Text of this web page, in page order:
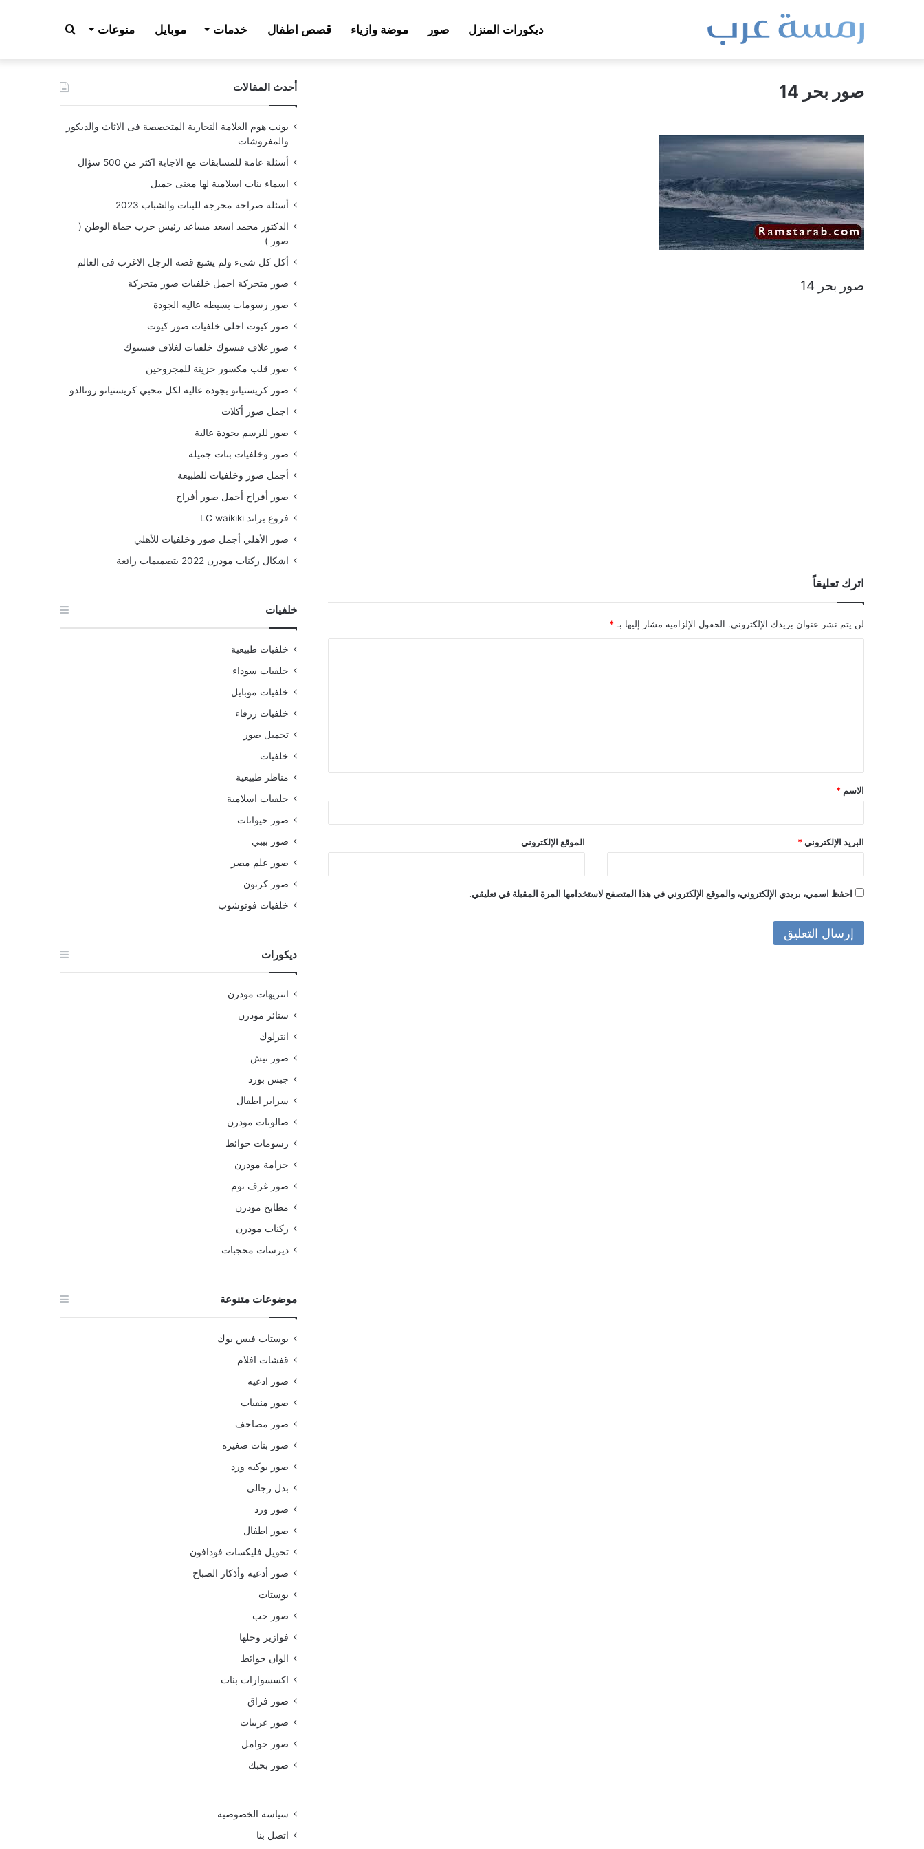
ديكورات المنزل صور موضة وازياء قصص اطفال خدمات موبايل منوعات بحث
عن صور بحر 14
صور بحر 14
اترك تعليقاً
لن يتم نشر عنوان بريدك الإلكتروني. الحقول الإلزامية مشار إليها بـ *
ق
*
الاسم *
البريد الإلكتروني * الموقع الإلكتروني
احفظ اسمي، بريدي الإلكتروني، والموقع الإلكتروني في هذا المتصفح لاستخدامها المرة المقبلة في تعليقي.
أحدث المقالات
بونت هوم العلامة التجارية المتخصصة فى الاثاث والديكور
والمفروشات
أسئلة عامة للمسابقات مع الاجابة اكثر من 500 سؤال
اسماء بنات اسلامية لها معنى جميل
أسئلة صراحة محرجة للبنات والشباب 2023
الدكتور محمد اسعد مساعد رئيس حزب حماة الوطن (
صور )
أكل كل شىء ولم يشبع قصة الرجل الاغرب فى العالم
صور متحركة اجمل خلفيات صور متحركة
صور رسومات بسيطه عاليه الجودة
صور كيوت احلى خلفيات صور كيوت
صور غلاف فيسوك خلفيات لغلاف فيسبوك
صور قلب مكسور حزينة للمجروحين
صور كريستيانو بجودة عاليه لكل محبي كريستيانو رونالدو
اجمل صور أكلات
صور للرسم بجودة عالية
صور وخلفيات بنات جميلة
أجمل صور وخلفيات للطبيعة
صور أفراح أجمل صور أفراح
فروع براند LC waikiki
صور الأهلي أجمل صور وخلفيات للأهلي
اشكال ركنات مودرن 2022 بتصميمات رائعة
خلفيات
خلفيات طبيعية
خلفيات سوداء
خلفيات موبايل
خلفيات زرقاء
تحميل صور
خلفيات
مناظر طبيعية
خلفيات اسلامية
صور حيوانات
صور بيبي
صور علم مصر
صور كرتون
خلفيات فوتوشوب
ديكورات
انتريهات مودرن
ستائر مودرن
انترلوك
صور نيش
جبس بورد
سراير اطفال
صالونات مودرن
رسومات حوائط
جزامة مودرن
صور غرف نوم
مطابخ مودرن
ركنات مودرن
ديرسات محجبات
موضوعات متنوعة
بوستات فيس بوك
قفشات افلام
صور ادعيه
صور منقبات
صور مصاحف
صور بنات صغيره
صور بوكيه ورد
بدل رجالي
صور ورد
صور اطفال
تحويل فليكسات فودافون
صور أدعية وأذكار الصباح
بوستات
صور حب
فوازير وحلها
الوان حوائط
اكسسوارات بنات
صور فراق
صور عربيات
صور حوامل
صور بحبك
سياسة الخصوصية
اتصل بنا